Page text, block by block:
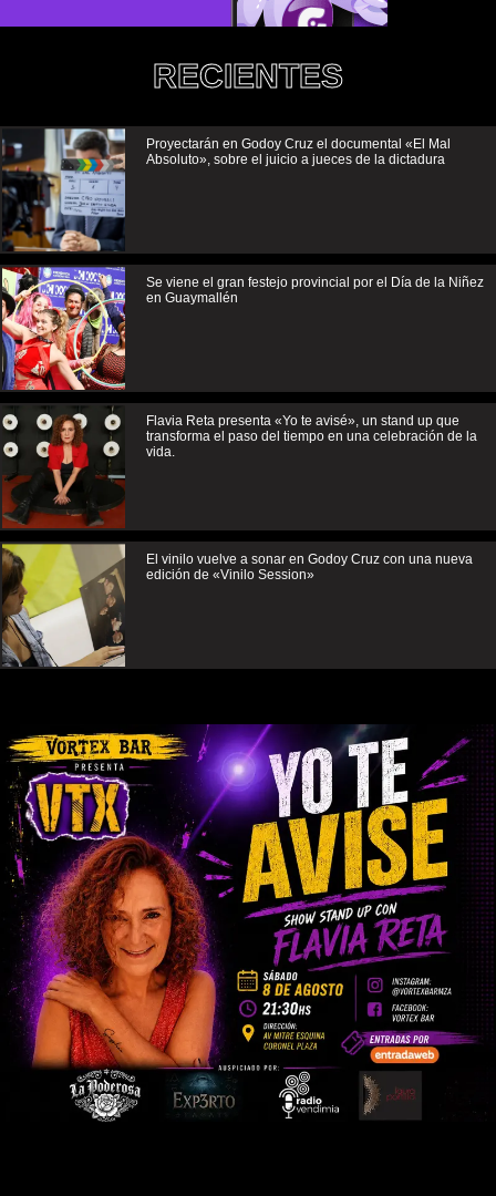
RECIENTES
Proyectarán en Godoy Cruz el documental «El Mal
Absoluto», sobre el juicio a jueces de la dictadura
Se viene el gran festejo provincial por el Día de la Niñez
en Guaymallén
Flavia Reta presenta «Yo te avisé», un stand up que
transforma el paso del tiempo en una celebración de la
vida.
El vinilo vuelve a sonar en Godoy Cruz con una nueva
edición de «Vinilo Session»